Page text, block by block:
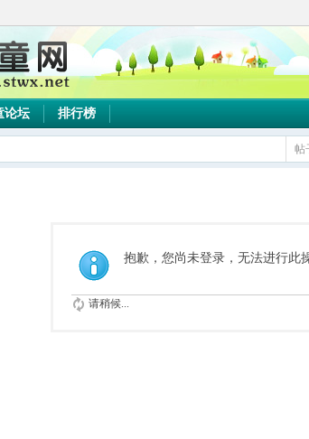
论坛 排行榜
帖
抱歉，您尚未登录，无法进行此
请稍候...